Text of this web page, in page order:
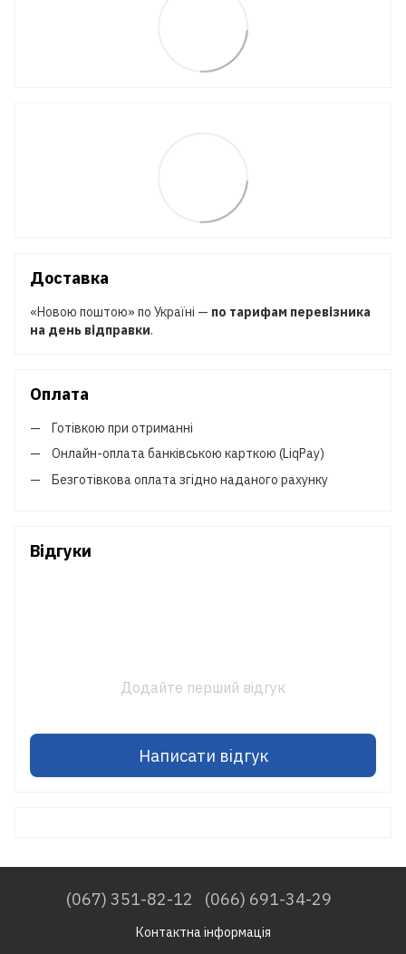
Доставка
«Новою поштою» по Україні — по тарифам перевізника
на день відправки.
Оплата
Готівкою при отриманні
Онлайн-оплата банківською карткою (LiqPay)
Безготівкова оплата згідно наданого рахунку
Відгуки
Додайте перший відгук
Написати відгук
(067) 351-82-12 (066) 691-34-29
Контактна інформація